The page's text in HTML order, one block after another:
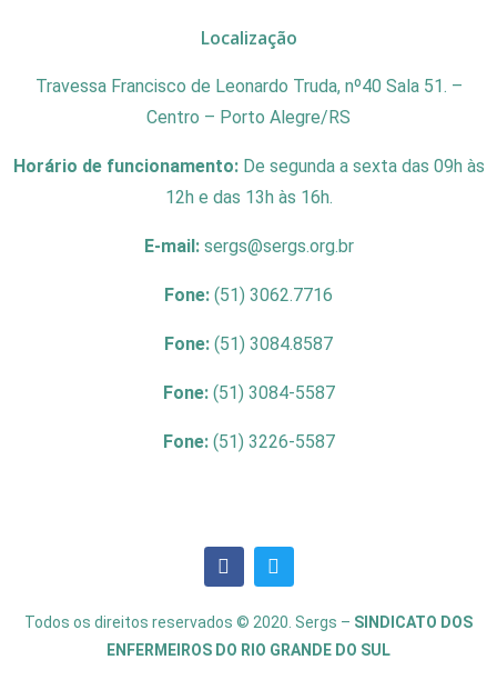
Localização
Travessa Francisco de Leonardo Truda, nº40 Sala 51. –
Centro – Porto Alegre/RS
Horário de funcionamento: De segunda a sexta das 09h às
12h e das 13h às 16h.
E-mail: sergs@sergs.org.br
Fone: (51) 3062.7716
Fone: (51) 3084.8587
Fone: (51) 3084-5587
Fone: (51) 3226-5587
Todos os direitos reservados © 2020. Sergs – SINDICATO DOS
ENFERMEIROS DO RIO GRANDE DO SUL